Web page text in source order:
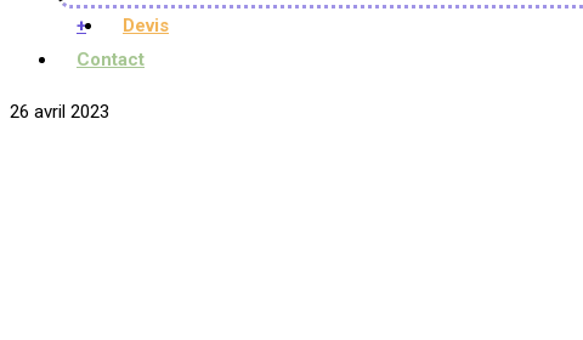
+
Devis
Contact
26 avril 2023